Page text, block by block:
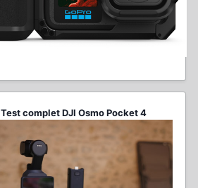
Test complet DJI Osmo Pocket 4